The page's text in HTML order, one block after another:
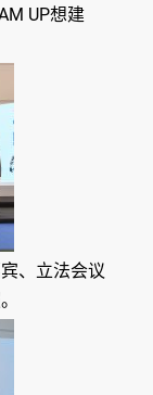
UP想建
、立法会议